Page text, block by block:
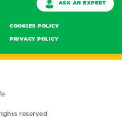
ASK AN EXPERT
COOKIES POLICY
PRIVACY POLICY
reserved